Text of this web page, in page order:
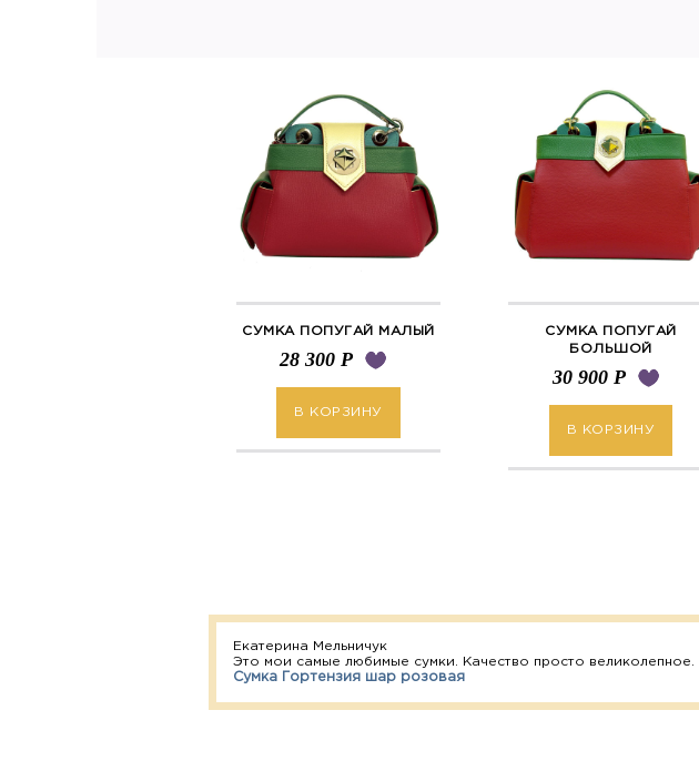
СУМКА ПОПУГАЙ МАЛЫЙ
28 300 Р
В КОРЗИНУ
СУМКА ПОПУГАЙ
БОЛЬШОЙ
30 900 Р
В КОРЗИНУ
Екатерина Мельничук
Это мои самые любимые сумки. Качество просто великолепное.
Сумка Гортензия шар розовая